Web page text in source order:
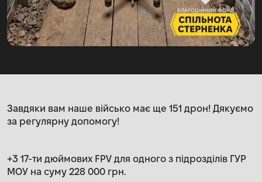
Завдяки вам наше військо має ще 151 дрон! Дякуємо
за регулярну допомогу!
+3 17-ти дюймових FPV для одного з підрозділів ГУР
МОУ на суму 228 000 грн.